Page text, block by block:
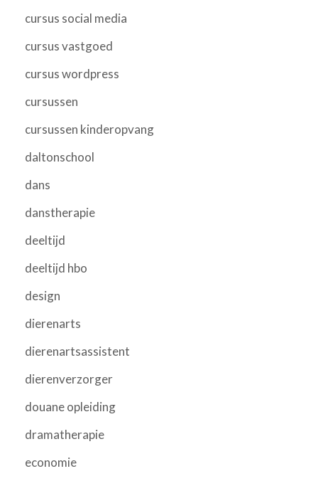
cursus social media
cursus vastgoed
cursus wordpress
cursussen
cursussen kinderopvang
daltonschool
dans
danstherapie
deeltijd
deeltijd hbo
design
dierenarts
dierenartsassistent
dierenverzorger
douane opleiding
dramatherapie
economie